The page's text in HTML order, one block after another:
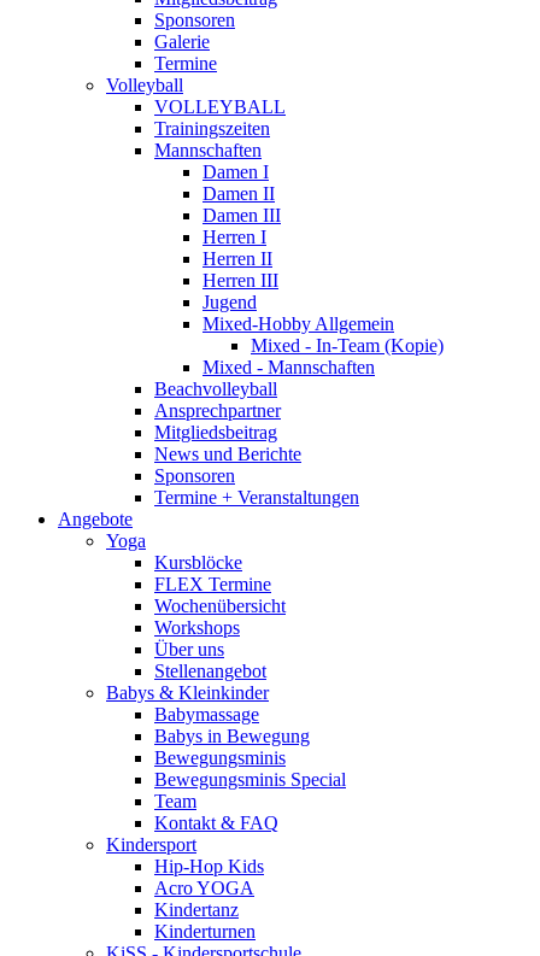
Sponsoren
Galerie
Termine
Volleyball
VOLLEYBALL
Trainingszeiten
Mannschaften
Damen I
Damen II
Damen III
Herren I
Herren II
Herren III
Jugend
Mixed-Hobby Allgemein
Mixed - In-Team (Kopie)
Mixed - Mannschaften
Beachvolleyball
Ansprechpartner
Mitgliedsbeitrag
News und Berichte
Sponsoren
Termine + Veranstaltungen
Angebote
Yoga
Kursblöcke
FLEX Termine
Wochenübersicht
Workshops
Über uns
Stellenangebot
Babys & Kleinkinder
Babymassage
Babys in Bewegung
Bewegungsminis
Bewegungsminis Special
Team
Kontakt & FAQ
Kindersport
Hip-Hop Kids
Acro YOGA
Kindertanz
Kinderturnen